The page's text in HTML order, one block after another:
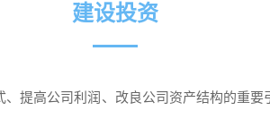
建设投资
提高公司利润、改良公司资产结构的重